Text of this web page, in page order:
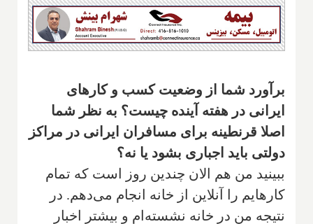
‌برآورد شما از وضعیت کسب و کارهای
ایرانی در هفته آینده چیست؟ به نظر شما
اصلا قرنطینه برای مسافران ایرانی در مراکز
دولتی باید اجباری بشود یا نه؟
ببینید من هم الان ‌چندین روز است که تمام
کارهایم را آنلاین از خانه انجام می‌دهم. در
نتیجه من در خانه نشسته‌ام و بیشتر اخبار